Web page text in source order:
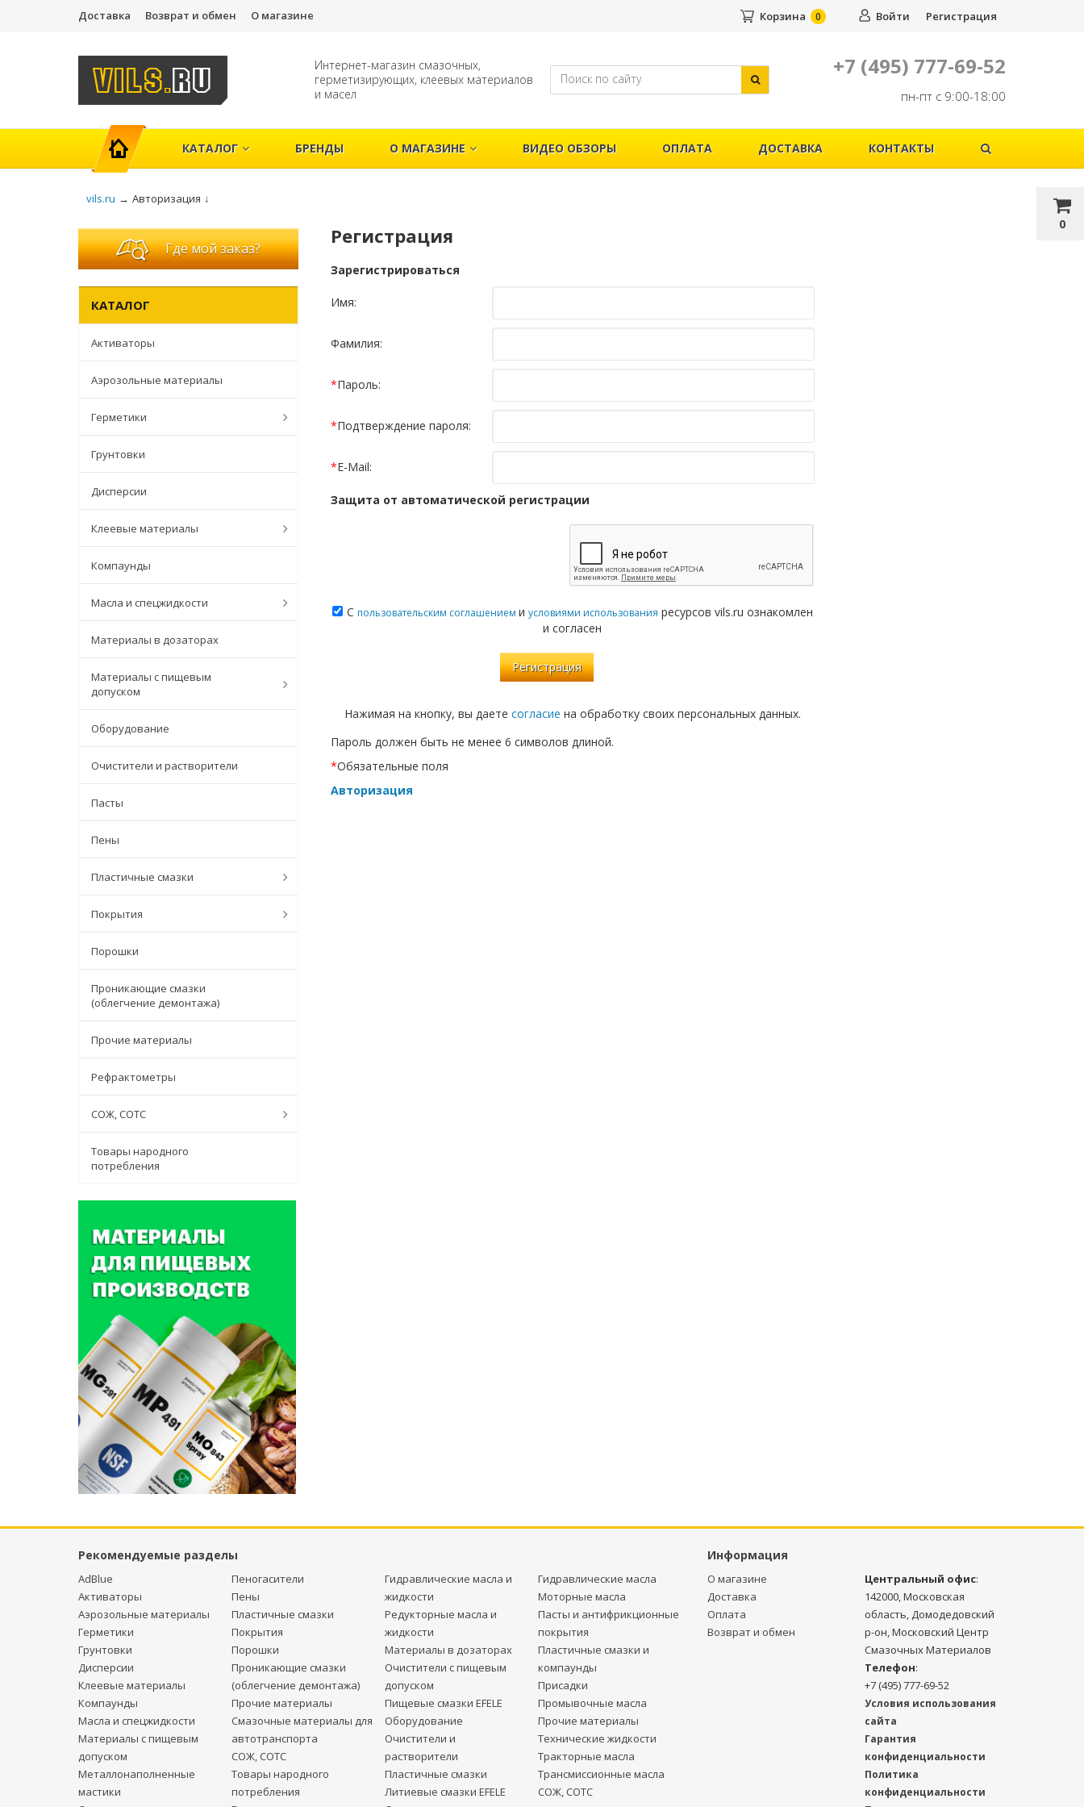
Доставка Возврат и обмен О магазине
0
Войти Регистрация
Корзина 0
Интернет-магазин смазочных,
герметизирующих, клеевых материалов
и масел
+7 (495) 777-69-52
пн-пт с 9:00-18:00
ГЛАВНАЯ
КАТАЛОГ БРЕНДЫ О МАГАЗИНЕ ВИДЕО ОБЗОРЫ ОПЛАТА ДОСТАВКА КОНТАКТЫ
vils.ru → Авторизация ↓
Где мой заказ?
КАТАЛОГ
Активаторы
Аэрозольные материалы
Герметики
Грунтовки
Дисперсии
Клеевые материалы
Компаунды
Масла и спецжидкости
Материалы в дозаторах
Материалы с пищевым
допуском
Оборудование
Очистители и растворители
Пасты
Пены
Пластичные смазки
Покрытия
Порошки
Проникающие смазки
(облегчение демонтажа)
Прочие материалы
Рефрактометры
СОЖ, СОТС
Товары народного
потребления
Регистрация
Зарегистрироваться
Имя:
Фамилия:
*Пароль:
*Подтверждение пароля:
*E-Mail:
Защита от автоматической регистрации
С пользовательским соглашением и условиями использования ресурсов vils.ru ознакомлен
и согласен
Нажимая на кнопку, вы даете согласие на обработку своих персональных данных.
Пароль должен быть не менее 6 символов длиной.
*Обязательные поля
Авторизация
Рекомендуемые разделы Информация
AdBlue
Активаторы
Аэрозольные материалы
Герметики
Грунтовки
Дисперсии
Клеевые материалы
Компаунды
Масла и спецжидкости
Материалы с пищевым
допуском
Металлонаполненные
мастики
Пеногасители
Пены
Пластичные смазки
Покрытия
Порошки
Проникающие смазки
(облегчение демонтажа)
Прочие материалы
Смазочные материалы для
автотранспорта
СОЖ, СОТС
Товары народного
потребления
Гидравлические масла и
жидкости
Редукторные масла и
жидкости
Материалы в дозаторах
Очистители с пищевым
допуском
Пищевые смазки EFELE
Оборудование
Очистители и
растворители
Пластичные смазки
Литиевые смазки EFELE
Гидравлические масла
Моторные масла
Пасты и антифрикционные
покрытия
Пластичные смазки и
компаунды
Присадки
Промывочные масла
Прочие материалы
Технические жидкости
Тракторные масла
Трансмиссионные масла
СОЖ, СОТС
О магазине
Доставка
Оплата
Возврат и обмен
Центральный офис:
142000, Московская
область, Домодедовский
р-он, Московский Центр
Смазочных Материалов
Телефон:
+7 (495) 777-69-52
Условия использования
сайта
Гарантия
конфиденциальности
Политика
конфиденциальности